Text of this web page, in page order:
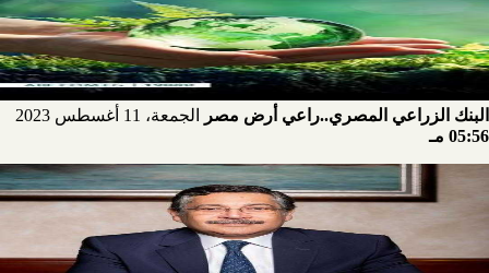
البنك الزراعي المصري..راعي أرض مصر
الجمعة، 11 أغسطس 2023
05:56 مـ